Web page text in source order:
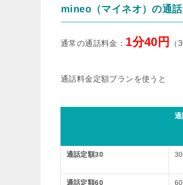
mineo（マイネオ）の通
通常の通話料金： 1分40円
通話料金定額プランを使うと
通
通話定額30
通話定額60